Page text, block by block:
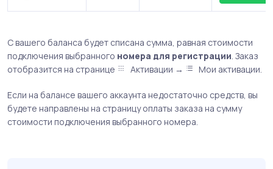
С вашего баланса будет списана сумма, равная стоимости
подключения выбранного номера для регистрации. Заказ
отобразится на странице
Активации → Мои активации.
Если на балансе вашего аккаунта недостаточно средств, вы
будете направлены на страницу оплаты заказа на сумму
стоимости подключения выбранного номера.